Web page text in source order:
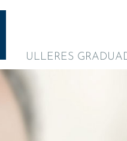
ULLERES